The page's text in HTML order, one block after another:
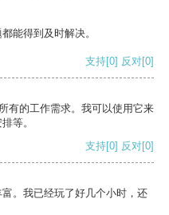
能得到及时解决。
支持[0] 反对[0]
有的工作需求。我可以使用它来
等。
支持[0] 反对[0]
。我已经玩了好几个小时，还